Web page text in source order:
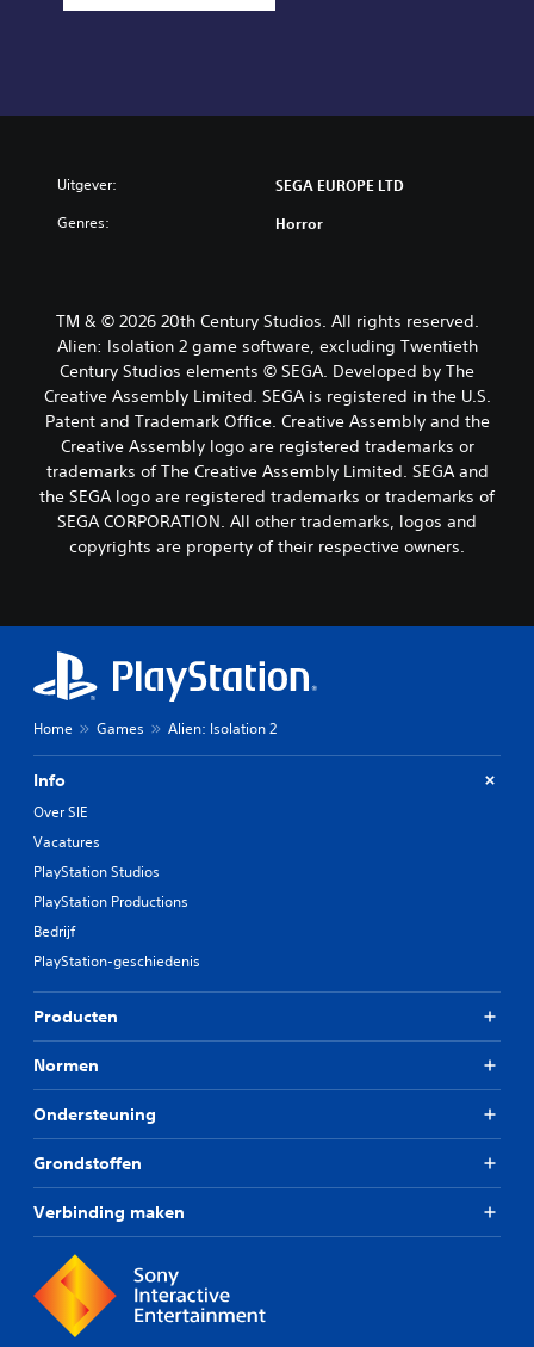
Uitgever: SEGA EUROPE LTD
Genres: Horror
TM & © 2026 20th Century Studios. All rights reserved.
Alien: Isolation 2 game software, excluding Twentieth
Century Studios elements © SEGA. Developed by The
Creative Assembly Limited. SEGA is registered in the U.S.
Patent and Trademark Office. Creative Assembly and the
Creative Assembly logo are registered trademarks or
trademarks of The Creative Assembly Limited. SEGA and
the SEGA logo are registered trademarks or trademarks of
SEGA CORPORATION. All other trademarks, logos and
copyrights are property of their respective owners.
Home Games Alien: Isolation 2
Info
Over SIE
Vacatures
PlayStation Studios
PlayStation Productions
Bedrijf
PlayStation-geschiedenis
Producten
Normen
Ondersteuning
Grondstoffen
Verbinding maken